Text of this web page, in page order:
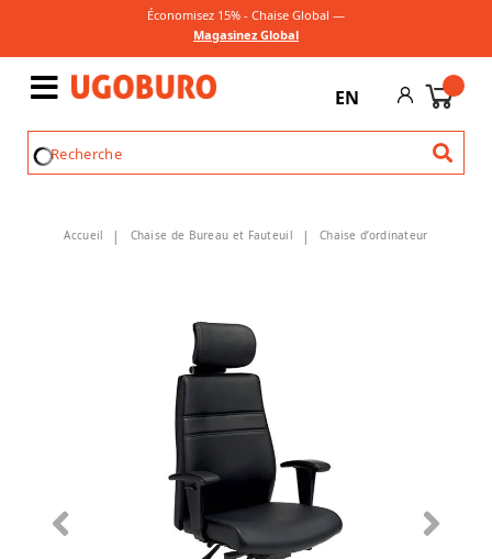
Économisez 15% - Chaise Global —
Magasinez Global
EN
Accueil Chaise de Bureau et Fauteuil Chaise d’ordinateur